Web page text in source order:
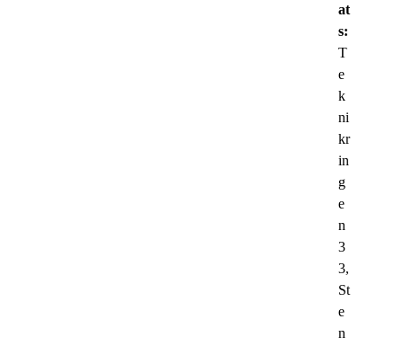
at
s:
T
e
k
ni
kr
in
g
e
n
3
3,
St
e
n